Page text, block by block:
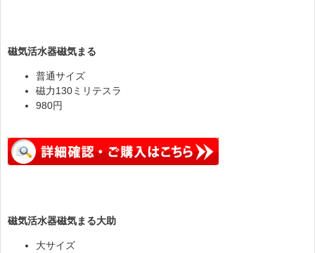
磁気活水器磁気まる
普通サイズ
磁力130ミリテスラ
980円
磁気活水器磁気まる大助
大サイズ